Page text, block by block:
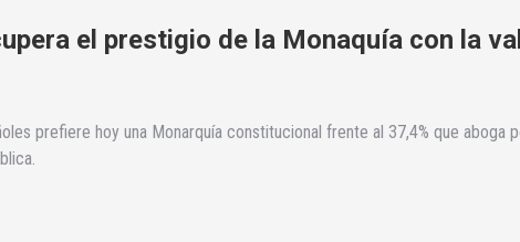
el prestigio de la Monaquía con la
prefiere hoy una Monarquía constitucional frente al 37,4% que